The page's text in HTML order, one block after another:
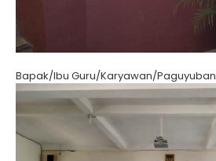
Bapak/Ibu Guru/Karyawan/Paguyuban